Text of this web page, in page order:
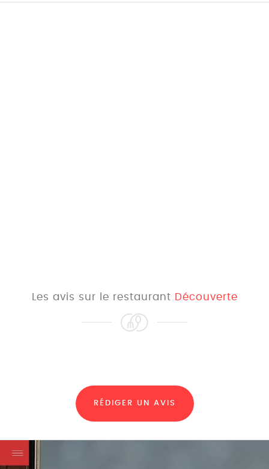
Les avis sur le restaurant Découverte
RÉDIGER UN AVIS